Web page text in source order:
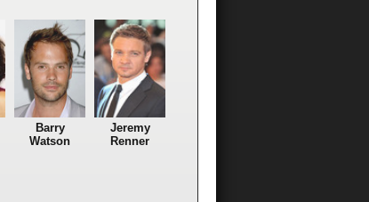
Barry
Watson
Jeremy
Renner